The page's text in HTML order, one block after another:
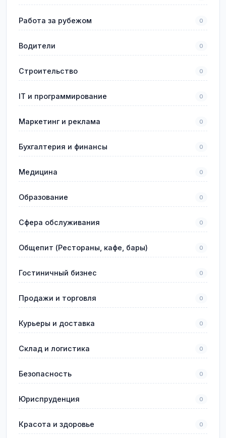
Работа за рубежом 0
Водители 0
Строительство 0
IT и программирование 0
Маркетинг и реклама 0
Бухгалтерия и финансы 0
Медицина 0
Образование 0
Сфера обслуживания 0
Общепит (Рестораны, кафе, бары) 0
Гостиничный бизнес 0
Продажи и торговля 0
Курьеры и доставка 0
Склад и логистика 0
Безопасность 0
Юриспруденция 0
Красота и здоровье 0